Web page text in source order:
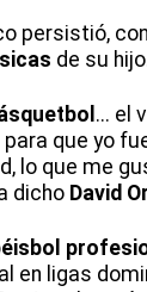
persistió,
de su
... el
que yo
lo que me
dicho David
en ligas